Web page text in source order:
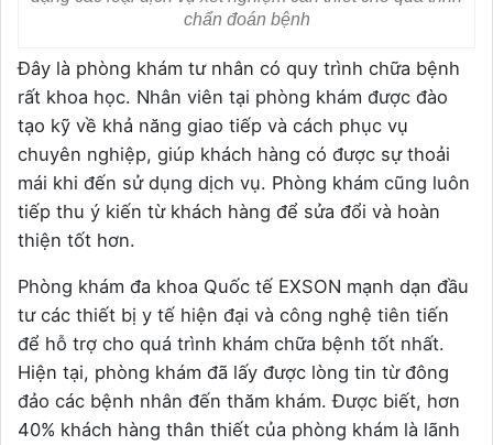
chẩn đoán bệnh
Đây là phòng khám tư nhân có quy trình chữa bệnh
rất khoa học. Nhân viên tại phòng khám được đào
tạo kỹ về khả năng giao tiếp và cách phục vụ
chuyên nghiệp, giúp khách hàng có được sự thoải
mái khi đến sử dụng dịch vụ. Phòng khám cũng luôn
tiếp thu ý kiến từ khách hàng để sửa đổi và hoàn
thiện tốt hơn.
Phòng khám đa khoa Quốc tế EXSON mạnh dạn đầu
tư các thiết bị y tế hiện đại và công nghệ tiên tiến
để hỗ trợ cho quá trình khám chữa bệnh tốt nhất.
Hiện tại, phòng khám đã lấy được lòng tin từ đông
đảo các bệnh nhân đến thăm khám. Được biết, hơn
40% khách hàng thân thiết của phòng khám là lãnh